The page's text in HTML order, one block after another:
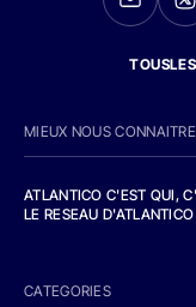
MIEUX NOUS CONNAITRE
ATLANTICO C'EST QUI,
LE RESEAU D'ATLANTICO
CATEGORIES